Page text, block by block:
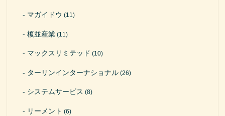
マガイドウ (11)
榎並産業 (11)
マックスリミテッド (10)
ターリンインターナショナル (26)
システムサービス (8)
リーメント (6)